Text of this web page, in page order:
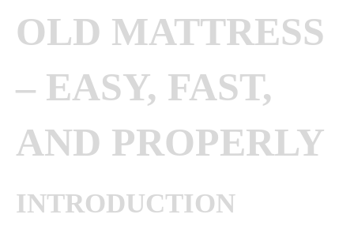
OLD MATTRESS
– EASY, FAST,
AND PROPERLY
INTRODUCTION